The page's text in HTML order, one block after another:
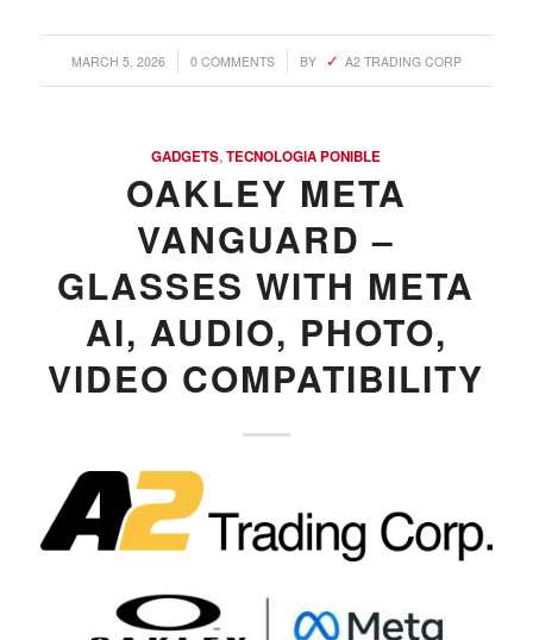
MARCH 5, 2026
/ 0 COMMENTS
/ BY A2 TRADING CORP
GADGETS,TECNOLOGIA PONIBLE
OAKLEY META
VANGUARD –
GLASSES WITH META
AI, AUDIO, PHOTO,
VIDEO COMPATIBILITY